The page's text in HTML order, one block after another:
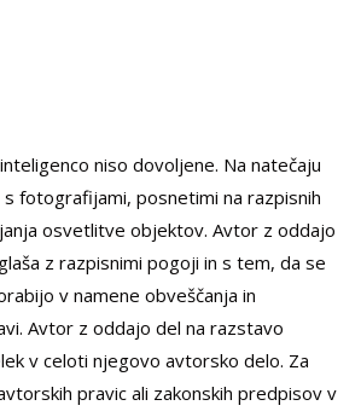
niso dovoljene. Na natečaju
fotografijami, posnetimi na razpisnih
osvetlitve objektov. Avtor z oddajo
z razpisnimi pogoji in s tem, da se
v namene obveščanja in
Avtor z oddajo del na razstavo
v celoti njegovo avtorsko delo. Za
pravic ali zakonskih predpisov v